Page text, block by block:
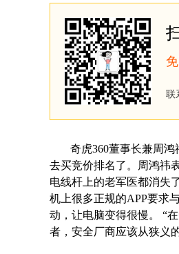
联
奇虎360董事长兼周
去买竞价排名了。周鸿祎
电线杆上的老军医都消失
机上很多正规的APP要求
动，让电脑变得很慢。 “
者，安全厂商应该从狭